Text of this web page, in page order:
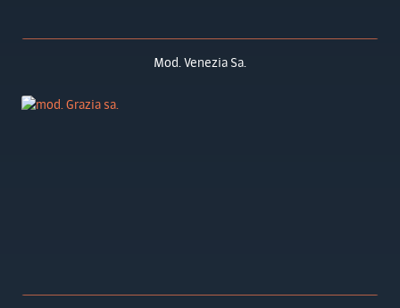
Mod. Venezia Sa.